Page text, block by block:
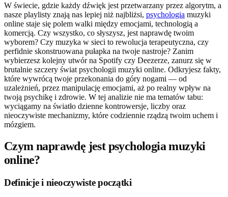
W świecie, gdzie każdy dźwięk jest przetwarzany przez algorytm, a
nasze playlisty znają nas lepiej niż najbliżsi, psychologia muzyki
online staje się polem walki między emocjami, technologią a
komercją. Czy wszystko, co słyszysz, jest naprawdę twoim
wyborem? Czy muzyka w sieci to rewolucja terapeutyczna, czy
perfidnie skonstruowana pułapka na twoje nastroje? Zanim
wybierzesz kolejny utwór na Spotify czy Deezerze, zanurz się w
brutalnie szczery świat psychologii muzyki online. Odkryjesz fakty,
które wywrócą twoje przekonania do góry nogami — od
uzależnień, przez manipulację emocjami, aż po realny wpływ na
twoją psychikę i zdrowie. W tej analizie nie ma tematów tabu:
wyciągamy na światło dzienne kontrowersje, liczby oraz
nieoczywiste mechanizmy, które codziennie rządzą twoim uchem i
mózgiem.
Czym naprawdę jest psychologia muzyki
online?
Definicje i nieoczywiste początki